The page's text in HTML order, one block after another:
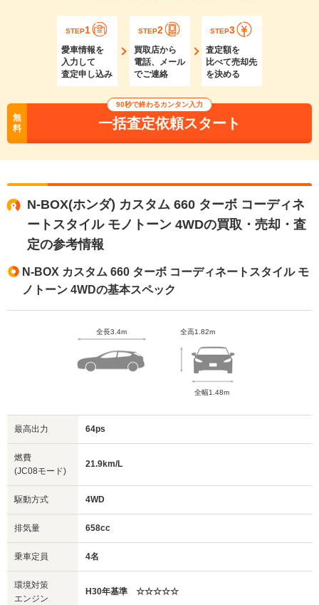
STEP1
愛車情報を
入力して
査定申し込み
STEP2
買取店から
電話、メール
でご連絡
STEP3
査定額を
比べて売却先
を決める
無
料
90秒で終わるカンタン入力
一括査定依頼スタート
N-BOX(ホンダ) カスタム 660 ターボ コーディネ
ートスタイル モノトーン 4WDの買取・売却・査
定の参考情報
N-BOX カスタム 660 ターボ コーディネートスタイル モ
ノトーン 4WDの基本スペック
全長3.4m 全高1.82m
全幅1.48m
最高出力 64ps
燃費
(JC08モード)
21.9km/L
駆動方式 4WD
排気量 658cc
乗車定員 4名
環境対策
エンジン
H30年基準 ☆☆☆☆☆